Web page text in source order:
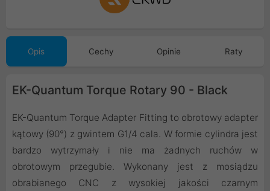
Opis Cechy Opinie Raty
EK-Quantum Torque Rotary 90 - Black
EK-Quantum Torque Adapter Fitting to obrotowy adapter
kątowy (90°) z gwintem G1/4 cala. W formie cylindra jest
bardzo wytrzymały i nie ma żadnych ruchów w
obrotowym przegubie. Wykonany jest z mosiądzu
obrabianego CNC z wysokiej jakości czarnym